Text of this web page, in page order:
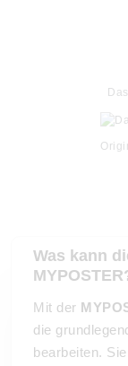
Was kann
Mit der
die
bearbeiten.